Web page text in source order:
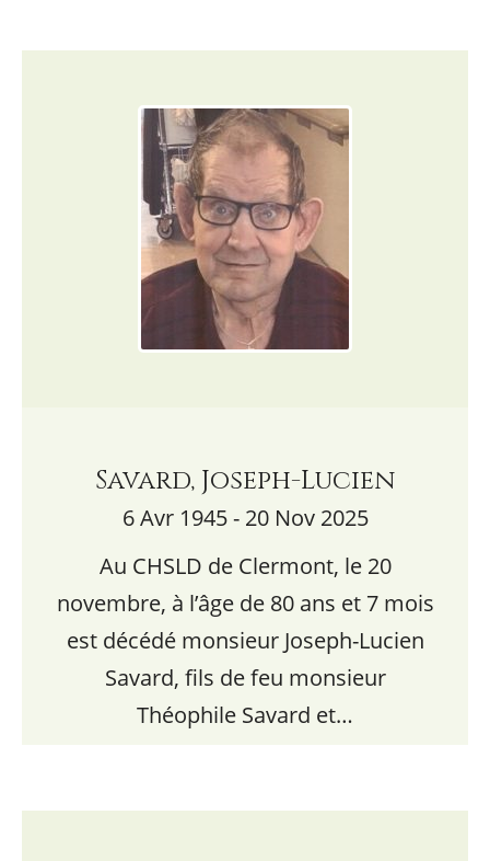
Savard, Joseph-Lucien
6 Avr 1945 - 20 Nov 2025
Au CHSLD de Clermont, le 20
novembre, à l’âge de 80 ans et 7 mois
est décédé monsieur Joseph-Lucien
Savard, fils de feu monsieur
Théophile Savard et…